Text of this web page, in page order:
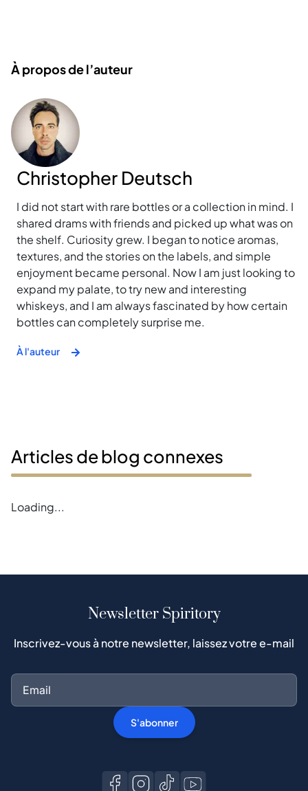
À propos de l’auteur
Christopher Deutsch
I did not start with rare bottles or a collection in mind. I
shared drams with friends and picked up what was on
the shelf. Curiosity grew. I began to notice aromas,
textures, and the stories on the labels, and simple
enjoyment became personal. Now I am just looking to
expand my palate, to try new and interesting
whiskeys, and I am always fascinated by how certain
bottles can completely surprise me.
À l'auteur
Articles de blog connexes
Loading...
Newsletter Spiritory
Inscrivez-vous à notre newsletter, laissez votre e-mail
S'abonner